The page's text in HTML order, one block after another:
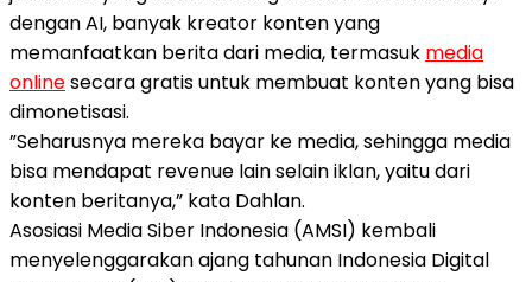
dengan AI, banyak kreator konten yang
memanfaatkan berita dari media, termasuk media
onlinesecara gratis untuk membuat konten yang bisa
dimonetisasi.
”Seharusnya mereka bayar ke media, sehingga media
bisa mendapat revenue lain selain iklan, yaitu dari
konten beritanya,” kata Dahlan.
Asosiasi Media Siber Indonesia (AMSI) kembali
menyelenggarakan ajang tahunan Indonesia Digital